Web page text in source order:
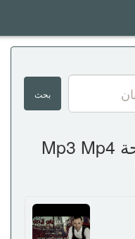
تحميل اسمر يابو لاحة Mp3 Mp4